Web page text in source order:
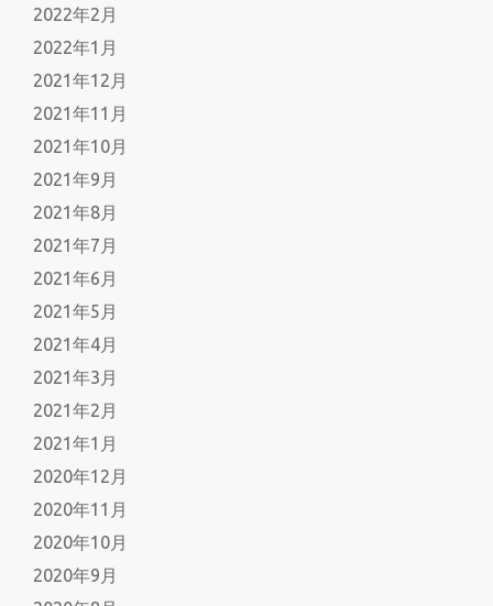
2022年2月
2022年1月
2021年12月
2021年11月
2021年10月
2021年9月
2021年8月
2021年7月
2021年6月
2021年5月
2021年4月
2021年3月
2021年2月
2021年1月
2020年12月
2020年11月
2020年10月
2020年9月